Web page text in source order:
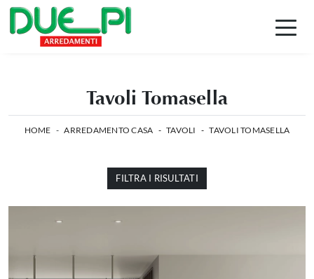
Tavoli Tomasella
HOME - ARREDAMENTO CASA - TAVOLI - TAVOLI TOMASELLA
FILTRA I RISULTATI